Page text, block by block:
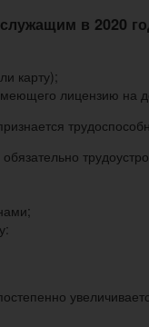
в 2020
карту);
лицензию на